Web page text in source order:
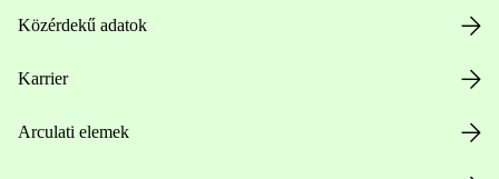
Közérdekű adatok
Karrier
Arculati elemek